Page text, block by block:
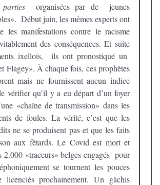
parties organisées par de jeunes
Début juin, les mêmes experts ont
les manifestations contre le racisme
des conséquences. Et suite
ixellois, ils ont pronostiqué un
Flagey». À chaque fois, ces prophètes
mais ne fournissent aucun indice
vérifier qu’il y a eu départ d’un foyer
«chaîne de transmission» dans les
de foules. La vérité, c’est que les
ne se produisent pas et que les faits
aux fêtards. Le Covid est mort et
2.000 «traceurs» belges engagés pour
se tournent les pouces
licenciés prochainement. Un gâchis